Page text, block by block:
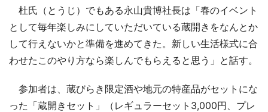
杜氏（とうじ）でもある永山貴博社長は「春のイベント
として毎年楽しみにしていただいている蔵開きをなんとか
して行えないかと準備を進めてきた。新しい生活様式に合
わせたこのやり方なら楽しんでもらえると思う」と話す。
参加者は、蔵びらき限定酒や地元の特産品がセットにな
った「蔵開きセット」（レギュラーセット3,000円、プレ